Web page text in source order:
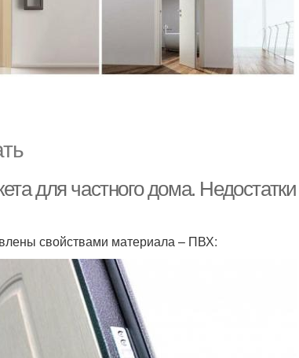
для частного дома.
свойствами материала – ПВХ: